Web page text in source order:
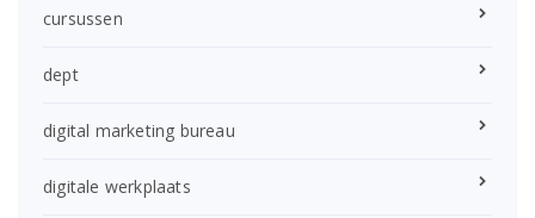
cursussen
dept
digital marketing bureau
digitale werkplaats